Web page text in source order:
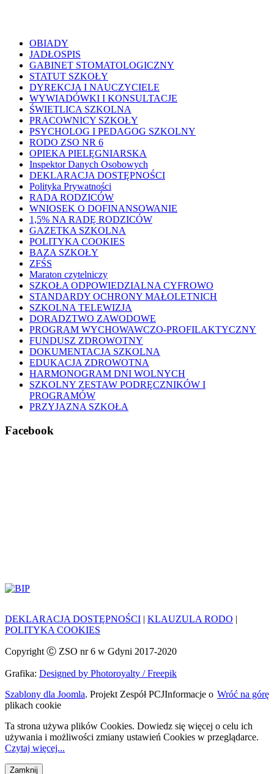
OBIADY
JADŁOSPIS
GABINET STOMATOLOGICZNY
STATUT SZKOŁY
DYREKCJA I NAUCZYCIELE
WYWIADÓWKI I KONSULTACJE
ŚWIETLICA SZKOLNA
PRACOWNICY SZKOŁY
PSYCHOLOG I PEDAGOG SZKOLNY
RODO ZSO NR 6
OPIEKA PIELĘGNIARSKA
Inspektor Danych Osobowych
DEKLARACJA DOSTĘPNOŚCI
Polityka Prywatności
RADA RODZICÓW
WNIOSEK O DOFINANSOWANIE
1,5% NA RADĘ RODZICÓW
GAZETKA SZKOLNA
POLITYKA COOKIES
BAZA SZKOŁY
ZFŚS
Maraton czytelniczy
SZKOŁA ODPOWIEDZIALNA CYFROWO
STANDARDY OCHRONY MAŁOLETNICH
SZKOLNA TELEWIZJA
DORADZTWO ZAWODOWE
PROGRAM WYCHOWAWCZO-PROFILAKTYCZNY
FUNDUSZ ZDROWOTNY
DOKUMENTACJA SZKOLNA
EDUKACJA ZDROWOTNA
HARMONOGRAM DNI WOLNYCH
SZKOLNY ZESTAW PODRĘCZNIKÓW I
PROGRAMÓW
PRZYJAZNA SZKOŁA
Facebook
DEKLARACJA DOSTĘPNOŚCI | KLAUZULA RODO |
POLITYKA COOKIES
Copyright Ⓒ ZSO nr 6 w Gdyni 2017-2020
Grafika: Designed by Photoroyalty / Freepik
Szablony dla Joomla. Projekt Zespół PCJ Wróć na górę
Informacje o
plikach cookie
Ta strona używa plików Cookies. Dowiedz się więcej o celu ich
używania i możliwości zmiany ustawień Cookies w przeglądarce.
Czytaj więcej...